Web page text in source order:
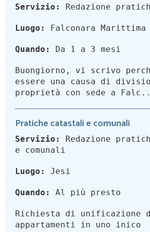
Servizio: Redazione
Luogo: Falconara Marittima
Quando: Da 1 a 3 mesi
Buongiorno, vi scrivo
essere una causa di
proprietà con sede a
Pratiche catastali e comunali
Servizio:
Redazione
e comunali
Luogo: Jesi
Quando: Al più presto
Richiesta di unificazione
appartamenti in uno inico